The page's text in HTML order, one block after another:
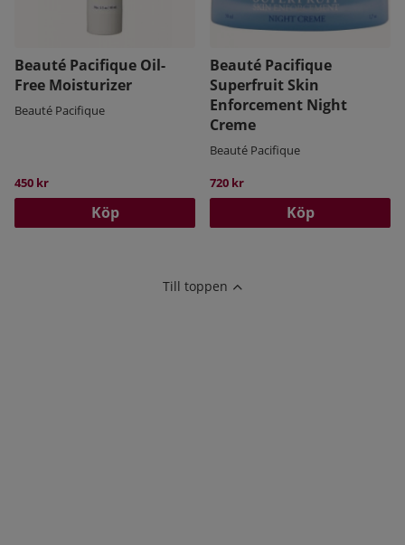
Beauté Pacifique Oil-
Free Moisturizer
Beauté Pacifique
450 kr
Köp
Beauté Pacifique
Superfruit Skin
Enforcement Night
Creme
Beauté Pacifique
720 kr
Köp
Till toppen